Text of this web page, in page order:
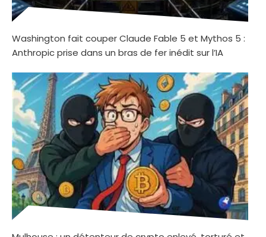
Washington fait couper Claude Fable 5 et Mythos 5 :
Anthropic prise dans un bras de fer inédit sur l’IA